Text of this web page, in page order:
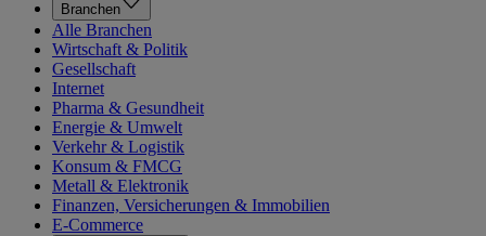
Branchen
Alle Branchen
Wirtschaft & Politik
Gesellschaft
Internet
Pharma & Gesundheit
Energie & Umwelt
Verkehr & Logistik
Konsum & FMCG
Metall & Elektronik
Finanzen, Versicherungen & Immobilien
E-Commerce